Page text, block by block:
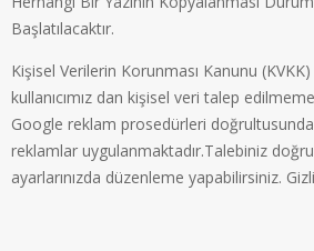
Başlatılacaktır.
Kişisel Verilerin Korunması Kanunu
kullanıcımız dan kişisel veri talep
Google reklam prosedürleri
reklamlar uygulanmaktadır.Talebiniz
ayarlarınızda düzenleme yapabilirsiniz.